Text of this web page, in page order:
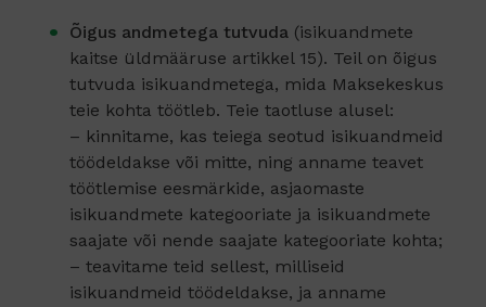
Õigus andmetega tutvuda (isikuandmete
kaitse üldmääruse artikkel 15). Teil on õigus
tutvuda isikuandmetega, mida Maksekeskus
teie kohta töötleb. Teie taotluse alusel:
– kinnitame, kas teiega seotud isikuandmeid
töödeldakse või mitte, ning anname teavet
töötlemise eesmärkide, asjaomaste
isikuandmete kategooriate ja isikuandmete
saajate või nende saajate kategooriate kohta;
– teavitame teid sellest, milliseid
isikuandmeid töödeldakse, ja anname